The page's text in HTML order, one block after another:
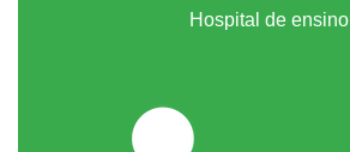
Hospital de ensino